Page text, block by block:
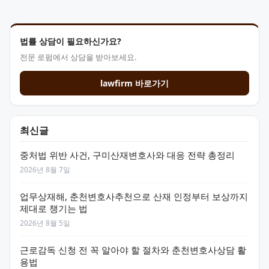
법률 상담이 필요하신가요?
전문 로펌에서 상담을 받아보세요.
lawfirm 바로가기
최신글
중처법 위반 사건, 구미산재변호사와 대응 전략 총정리
2026년 8월 7일
업무상재해, 춘천변호사추천으로 산재 인정부터 보상까지
제대로 챙기는 법
2026년 8월 5일
근로감독 신청 전 꼭 알아야 할 절차와 춘천변호사상담 활
용법